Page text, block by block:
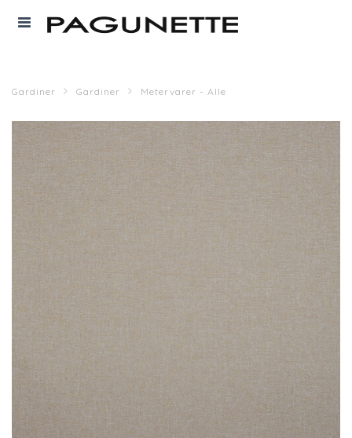
Gardiner Gardiner Metervarer - Alle